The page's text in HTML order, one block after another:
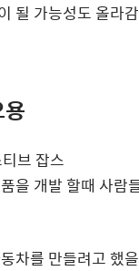
될 가능성도 올라감
브 잡스
을 개발 할때 사람
차를 만들려고 했